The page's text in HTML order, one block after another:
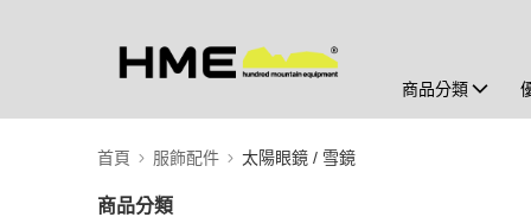
商品分類
首頁 服飾配件 太陽眼鏡 / 雪鏡
商品分類